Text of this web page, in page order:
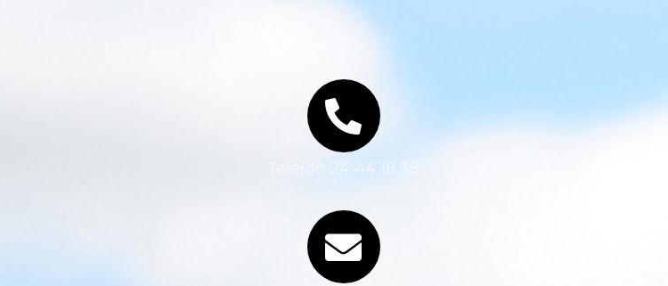
Telefon 24 44 18 38